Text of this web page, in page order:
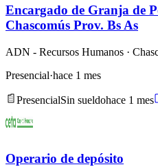
Encargado de Granja de
Chascomús Prov. Bs As
ADN - Recursos Humanos ·
Presencial·hace 1 mes
PresencialSin sueldohace 1 mes
Operario de depósito